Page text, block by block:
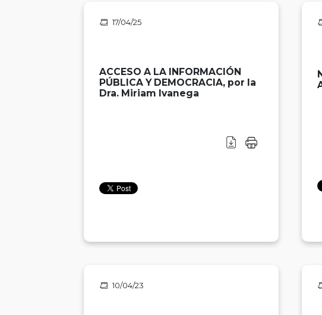
17/04/25
ACCESO A LA INFORMACIÓN
PÚBLICA Y DEMOCRACIA, por la
Dra. Miriam Ivanega
10/04/23